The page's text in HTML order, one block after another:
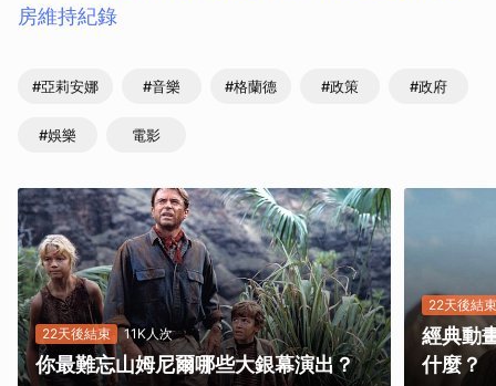
房維持紀錄
#亞莉安娜 #音樂 #格蘭德 #政策 #政府
#娛樂 電影
22天後結束 11K人次
你最難忘山姆尼爾哪些大銀幕演出？
22天後結束
經典動
什麼？